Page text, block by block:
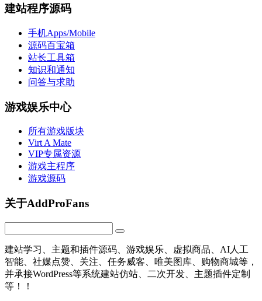
建站程序源码
手机Apps/Mobile
源码百宝箱
站长工具箱
知识和通知
问答与求助
游戏娱乐中心
所有游戏版块
Virt A Mate
VIP专属资源
游戏主程序
游戏源码
关于AddProFans
建站学习、主题和插件源码、游戏娱乐、虚拟商品、AI人工
智能、社媒点赞、关注、任务威客、唯美图库、购物商城等，
并承接WordPress等系统建站仿站、二次开发、主题插件定制
等！！